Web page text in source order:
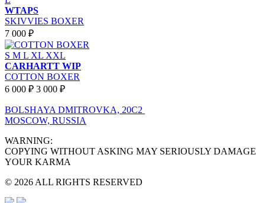
WTAPS
SKIVVIES BOXER
7 000 ₽
S M L XL XXL
CARHARTT WIP
COTTON BOXER
6 000 ₽ 3 000 ₽
BOLSHAYA DMITROVKA, 20C2
MOSCOW, RUSSIA
WARNING:
COPYING WITHOUT ASKING MAY SERIOUSLY DAMAGE
YOUR KARMA
© 2026 ALL RIGHTS RESERVED